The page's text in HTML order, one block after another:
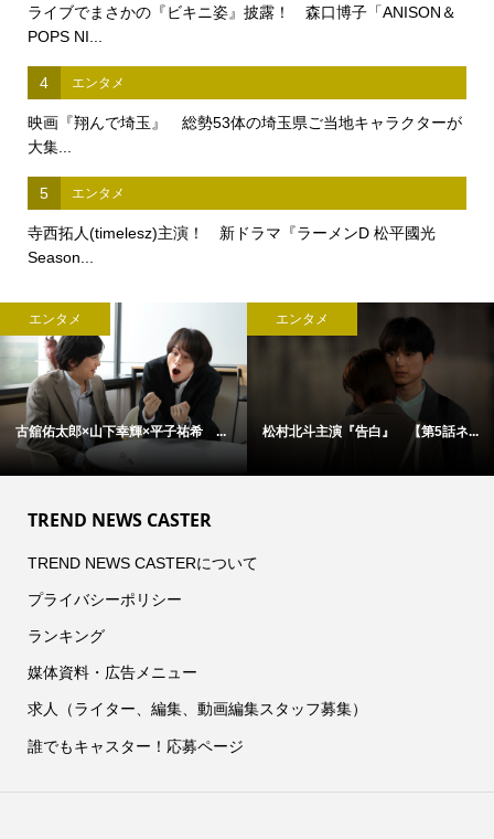
ライブでまさかの『ビキニ姿』披露！ 森口博子「ANISON＆
POPS NI...
4 エンタメ
映画『翔んで埼玉』 総勢53体の埼玉県ご当地キャラクターが
大集...
5 エンタメ
寺西拓人(timelesz)主演！ 新ドラマ『ラーメンD 松平國光
Season...
エンタメ
古舘佑太郎×山下幸輝×平子祐希 ...
エンタメ
松村北斗主演『告白』 【第5話ネ...
TREND NEWS CASTER
TREND NEWS CASTERについて
プライバシーポリシー
ランキング
媒体資料・広告メニュー
求人（ライター、編集、動画編集スタッフ募集）
誰でもキャスター！応募ページ